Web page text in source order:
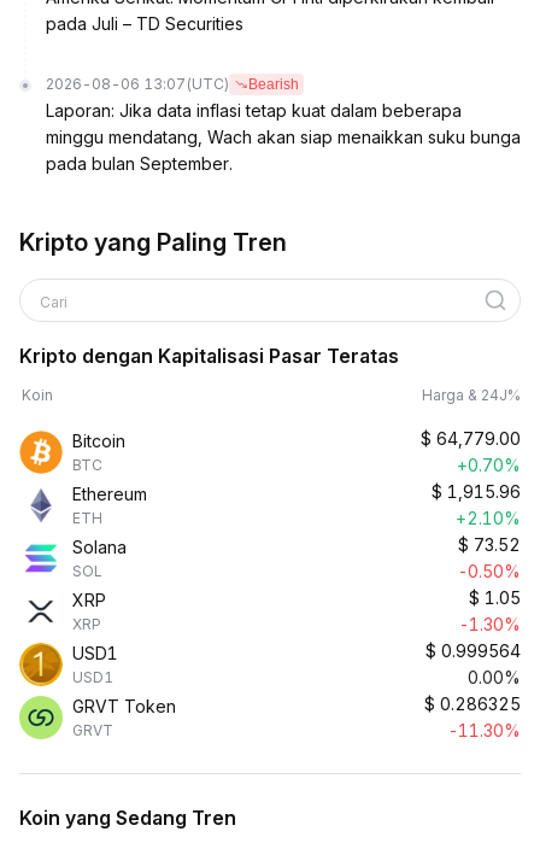
pada Juli – TD Securities
2026-08-06 13:07 (UTC) Bearish
Laporan: Jika data inflasi tetap kuat dalam beberapa
minggu mendatang, Wach akan siap menaikkan suku bunga
pada bulan September.
Kripto yang Paling Tren
Cari
Kripto dengan Kapitalisasi Pasar Teratas
Koin Harga & 24J%
Bitcoin
BTC
$ 64,779.00
+0.70%
Ethereum
ETH
$ 1,915.96
+2.10%
Solana
SOL
$ 73.52
-0.50%
XRP
XRP
$ 1.05
-1.30%
USD1
USD1
$ 0.999564
0.00%
GRVT Token
GRVT
$ 0.286325
-11.30%
Koin yang Sedang Tren